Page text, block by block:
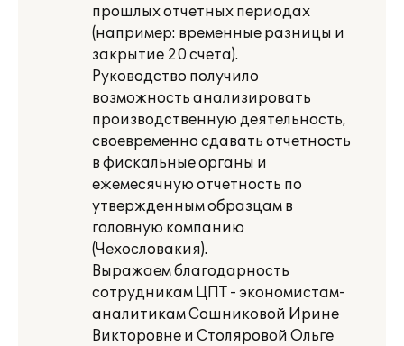
прошлых отчетных периодах
(например: временные разницы и
закрытие 20 счета).
Руководство получило
возможность анализировать
производственную деятельность,
своевременно сдавать отчетность
в фискальные органы и
ежемесячную отчетность по
утвержденным образцам в
головную компанию
(Чехословакия).
Выражаем благодарность
сотрудникам ЦПТ - экономистам-
аналитикам Сошниковой Ирине
Викторовне и Столяровой Ольге